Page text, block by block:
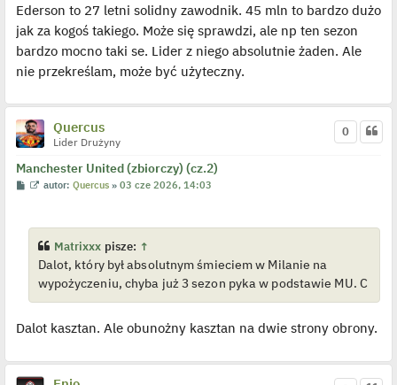
Ederson to 27 letni solidny zawodnik. 45 mln to bardzo dużo
jak za kogoś takiego. Może się sprawdzi, ale np ten sezon
bardzo mocno taki se. Lider z niego absolutnie żaden. Ale
nie przekreślam, może być użyteczny.
Quercus
Lider Drużyny
Manchester United (zbiorczy) (cz.2)
0
P
W
i
e
t
l
o
d
y
z
y
autor:Quercus »03 cze 2026, 14:03
Matrixxx pisze: ↑
Dalot, który był absolutnym śmieciem w Milanie na
wypożyczeniu, chyba już 3 sezon pyka w podstawie MU. C
Dalot kasztan. Ale obunożny kasztan na dwie strony obrony.